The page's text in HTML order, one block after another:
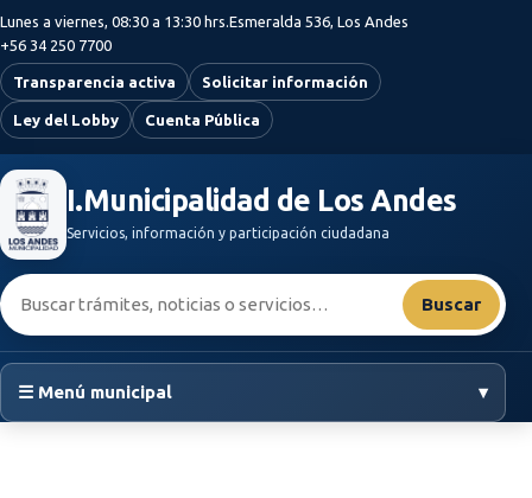
Saltar al contenido principal
Lunes a viernes, 08:30 a 13:30 hrs.Esmeralda 536, Los Andes
+56 34 250 7700
Transparencia activa Solicitar información
Ley del Lobby Cuenta Pública
I.Municipalidad de Los Andes
Servicios, información y participación ciudadana
Buscar:
Buscar
☰ Menú municipal ▾